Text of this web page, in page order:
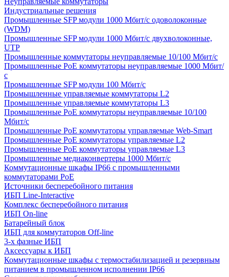
Индустриальные решения
Промышленные SFP модули 1000 Мбит/c одоволоконные
(WDM)
Промышленные SFP модули 1000 Мбит/c двухволоконные,
UTP
Промышленные коммутаторы неуправляемые 10/100 Мбит/с
Промышленные PoE коммутаторы неуправляемые 1000 Мбит/
с
Промышленные SFP модули 100 Мбит/c
Промышленные управляемые коммутаторы L2
Промышленные управляемые коммутаторы L3
Промышленные PoE коммутаторы неуправляемые 10/100
Мбит/с
Промышленные PoE коммутаторы управляемые Web-Smart
Промышленные PoE коммутаторы управляемые L2
Промышленные PoE коммутаторы управляемые L3
Промышленные медиаконвертеры 1000 Мбит/с
Коммутационные шкафы IP66 c промышленными
коммутаторами PoE
Источники бесперебойного питания
ИБП Line-Interactive
Комплекс бесперебойного питания
ИБП On-line
Батарейный блок
ИБП для коммутаторов Off-line
3-х фазные ИБП
Аксессуары к ИБП
Коммутационные шкафы с термостабилизацией и резервным
питанием в промышленном исполнении IP66